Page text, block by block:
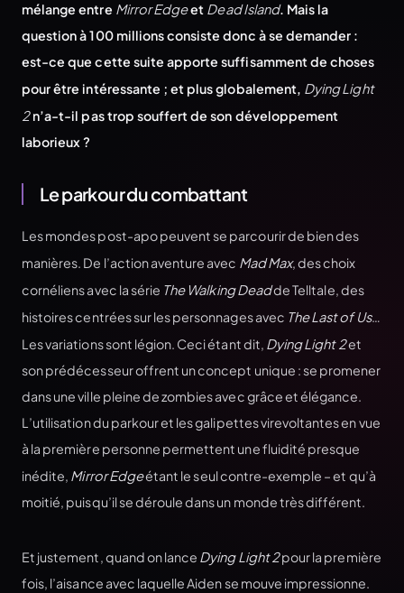
mélange entre Mirror Edgeet Dead Island. Mais la
question à 100 millions consiste donc à se demander :
est-ce que cette suite apporte suffisamment de choses
pour être intéressante ; et plus globalement, Dying Light
2n’a-t-il pas trop souffert de son développement
laborieux ?
Le parkour du combattant
Les mondes post-apo peuvent se parcourir de bien des
manières. De l’action aventure avec Mad Max, des choix
cornéliens avec la série The Walking Deadde Telltale, des
histoires centrées sur les personnages avec The Last of Us…
Les variations sont légion. Ceci étant dit, Dying Light 2et
son prédécesseur offrent un concept unique : se promener
dans une ville pleine de zombies avec grâce et élégance.
L’utilisation du parkour et les galipettes virevoltantes en vue
à la première personne permettent une fluidité presque
inédite, Mirror Edgeétant le seul contre-exemple – et qu’à
moitié, puisqu’il se déroule dans un monde très différent.
Et justement, quand on lance Dying Light 2pour la première
fois, l’aisance avec laquelle Aiden se mouve impressionne.